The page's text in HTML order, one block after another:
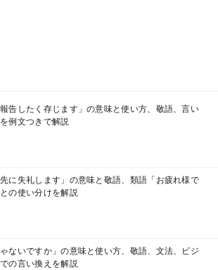
報告したく存じます」の意味と使い方、敬語、言い
例文つきで解説
先に失礼します」の意味と敬語、類語「お疲れ様で
の使い分けを解説
ゃないですか」の意味と使い方、敬語、文法、ビジ
の言い換えを解説